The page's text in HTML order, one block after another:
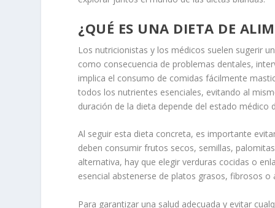
¿QUÉ ES UNA DIETA DE
Los nutricionistas y los médicos suelen sugerir
como consecuencia de problemas dentales,
implica el consumo de comidas fácilmente
todos los nutrientes esenciales, evitando al
duración de la dieta depende del estado
Al seguir esta dieta concreta, es importante
deben consumir frutos secos, semillas,
alternativa, hay que elegir verduras cocidas o
esencial abstenerse de platos grasos, fibrosos
Para garantizar una salud adecuada y evitar